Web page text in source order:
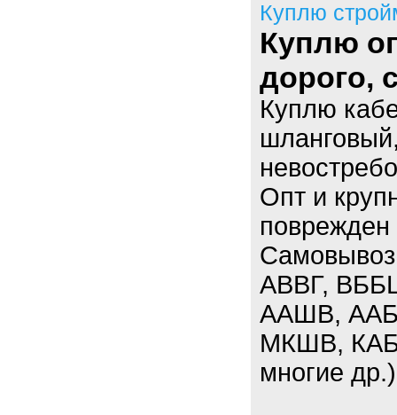
Куплю
Куплю
дорого,
Куплю
Опт и
поврежден
АВВГ,
ААШВ,
МКШВ,
многие